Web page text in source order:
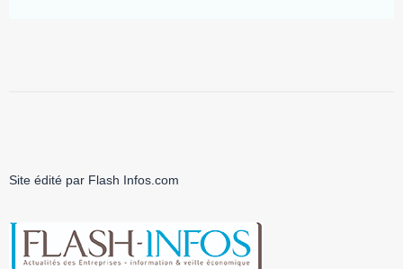
Site édité par Flash Infos.com